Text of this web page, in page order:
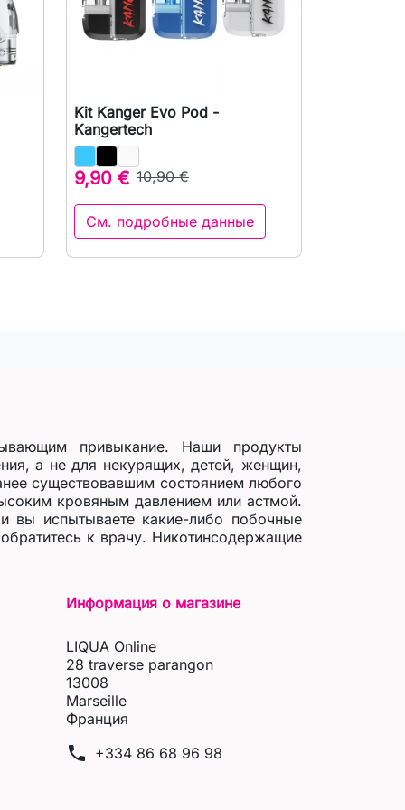
 Быстрый просмотр
Kit Kanger Evo Pod -
Kangertech
9,90 € 10,90 €
См. подробные данные
привыкание. Наши продукты
а не для некурящих, детей, женщин,
существовавшим состоянием любого
кровяным давлением или астмой.
вы испытываете какие-либо побочные
к врачу. Никотинсодержащие
Информация о магазине
LIQUA Online
28 traverse parangon
13008
Marseille
Франция
phone +334 86 68 96 98